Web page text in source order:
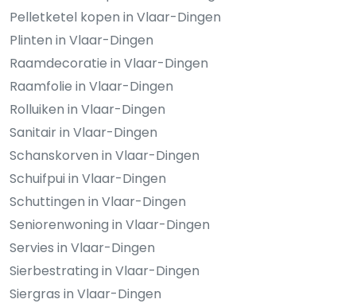
Pelletketel kopen in Vlaar-Dingen
Plinten in Vlaar-Dingen
Raamdecoratie in Vlaar-Dingen
Raamfolie in Vlaar-Dingen
Rolluiken in Vlaar-Dingen
Sanitair in Vlaar-Dingen
Schanskorven in Vlaar-Dingen
Schuifpui in Vlaar-Dingen
Schuttingen in Vlaar-Dingen
Seniorenwoning in Vlaar-Dingen
Servies in Vlaar-Dingen
Sierbestrating in Vlaar-Dingen
Siergras in Vlaar-Dingen